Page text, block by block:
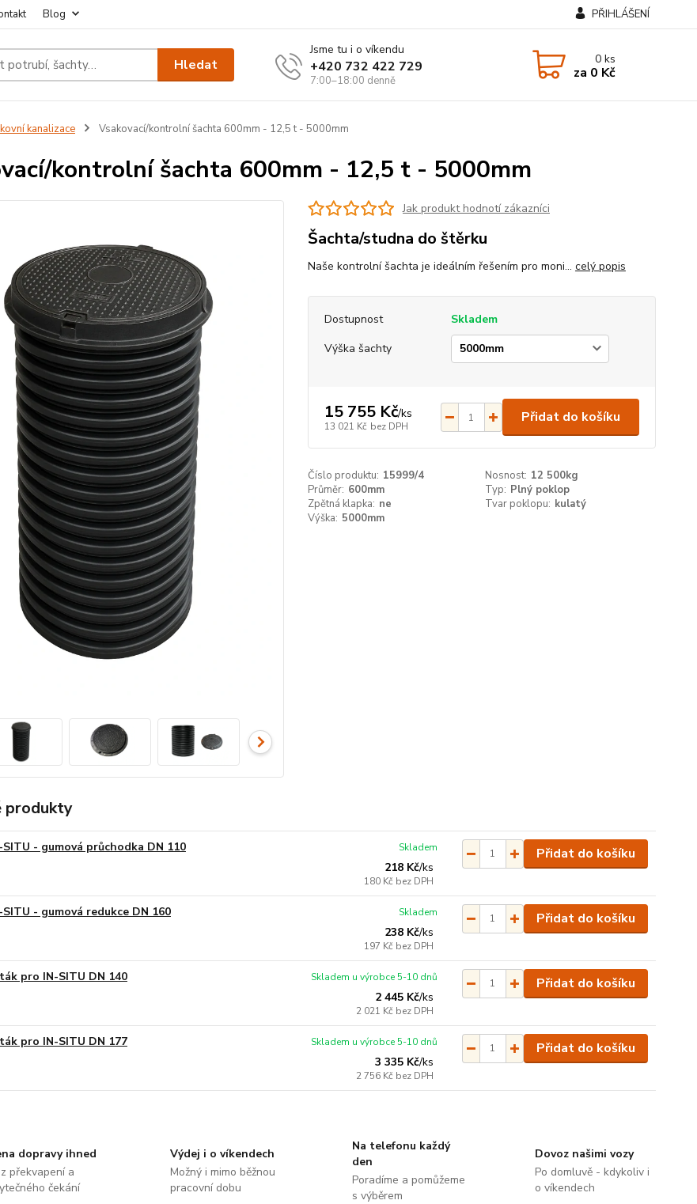
Blog PŘIHLÁŠENÍ
Hledat
Jsme tu i o víkendu
+420 732 422 729
7:00–18:00 denně
0ks
za 0 Kč
kanalizace Vsakovací/kontrolní šachta 600mm - 12,5 t - 5000mm
kontrolní šachta 600mm - 12,5 t - 5000mm
Jak produkt hodnotí zákazníci
Šachta/studna do štěrku
Naše kontrolní šachta je ideálním řešením pro moni... celý popis
Dostupnost
Skladem
Výška šachty
15 755 Kč/ks
13 021 Kč bez DPH
Přidat do košíku
Číslo produktu: 15999/4 Nosnost: 12 500kg
Průměr: 600mm Typ: Plný poklop
Zpětná klapka: ne Tvar poklopu: kulatý
Výška: 5000mm
produkty
SITU - gumová průchodka DN 110
218 Kč/ks
180 Kč bez DPH
Skladem Přidat do košíku
SITU - gumová redukce DN 160
238 Kč/ks
197 Kč bez DPH
Skladem Přidat do košíku
pro IN-SITU DN 140
2 445 Kč/ks
2 021 Kč bez DPH
Skladem u výrobce 5-10 dnů Přidat do košíku
pro IN-SITU DN 177
3 335 Kč/ks
2 756 Kč bez DPH
Skladem u výrobce 5-10 dnů Přidat do košíku
dopravy ihned
překvapení a
čekání
Výdej i o víkendech
Možný i mimo běžnou
pracovní dobu
Na telefonu každý
den
Poradíme a pomůžeme
s výběrem
Dovoz našimi vozy
Po domluvě - kdykoliv i
o víkendech